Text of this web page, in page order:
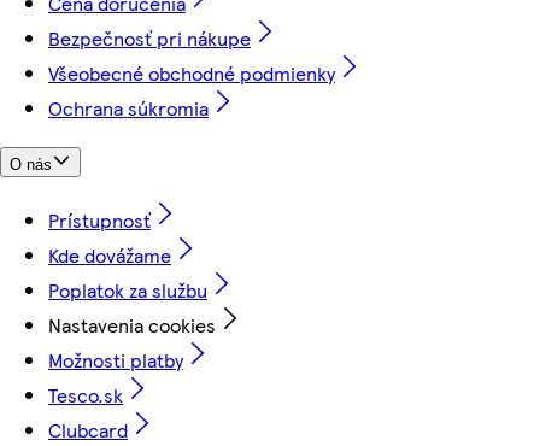
Bezpečnosť pri nákupe
Všeobecné obchodné podmienky
Ochrana súkromia
O nás
Prístupnosť
Kde dovážame
Poplatok za službu
Nastavenia cookies
Možnosti platby
Tesco.sk
Clubcard